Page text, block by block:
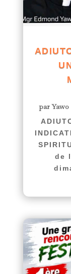
par
de